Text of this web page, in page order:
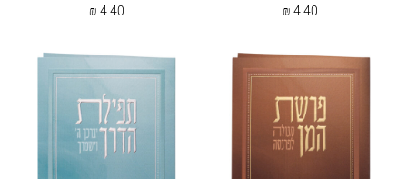
4.40
₪
4.40
₪